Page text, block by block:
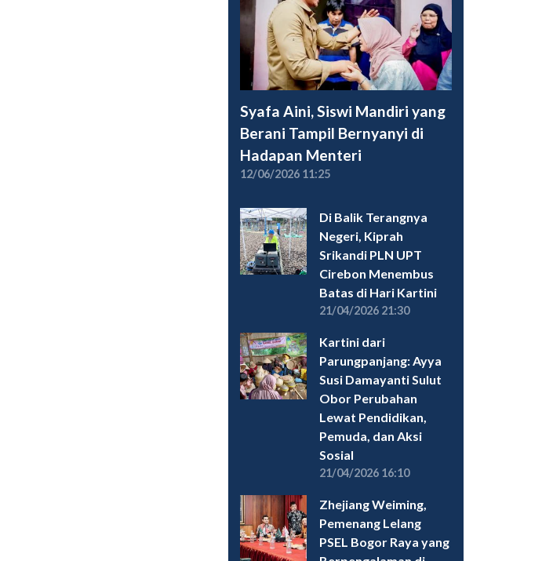
Syafa Aini, Siswi Mandiri yang
Berani Tampil Bernyanyi di
Hadapan Menteri
12/06/2026 11:25
Di Balik Terangnya
Negeri, Kiprah
Srikandi PLN UPT
Cirebon Menembus
Batas di Hari Kartini
21/04/2026 21:30
Kartini dari
Parungpanjang: Ayya
Susi Damayanti Sulut
Obor Perubahan
Lewat Pendidikan,
Pemuda, dan Aksi
Sosial
21/04/2026 16:10
Zhejiang Weiming,
Pemenang Lelang
PSEL Bogor Raya yang